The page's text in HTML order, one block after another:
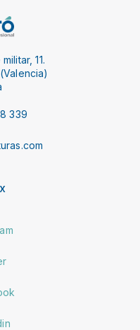
11.
339